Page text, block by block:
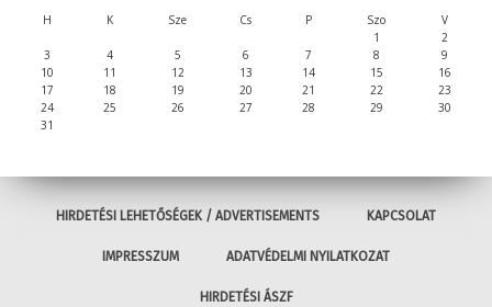
H K Sze Cs P Szo
V
1
2
3
4 5 6 7 8
9
10
11 12 13 14 15
16
17
18 19 20 21 22
23
24
25 26 27 28 29
30
31
HIRDETÉSI LEHETŐSÉGEK / ADVERTISEMENTS KAPCSOLAT
IMPRESSZUM ADATVÉDELMI NYILATKOZAT
HIRDETÉSI ÁSZF